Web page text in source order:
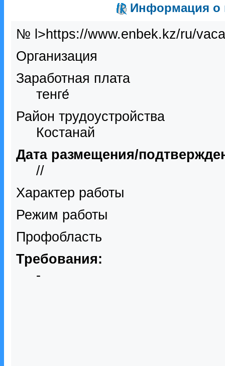
Информация о
№ l>https://www.enbek.kz/ru/
Организация
Заработная плата
тенге́
Район трудоустройства
Костанай
Дата размещения/
//
Характер работы
Режим работы
Профобласть
Требования:
-